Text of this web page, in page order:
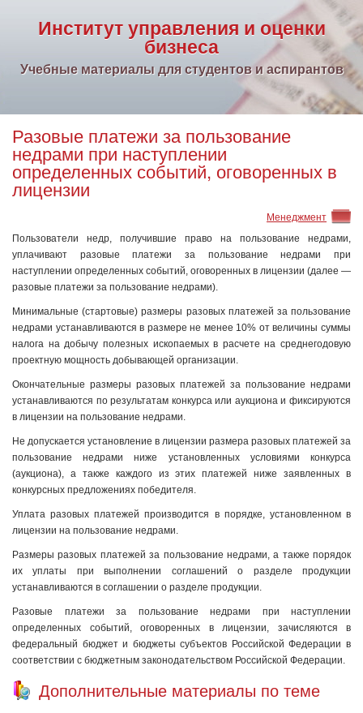
Институт управления и оценки
бизнеса
Учебные материалы для студентов и аспирантов
Разовые платежи за пользование
недрами при наступлении
определенных событий, оговоренных в
лицензии
Менеджмент
Пользователи недр, получившие право на пользование недрами,
уплачивают разовые платежи за пользование недрами при
наступлении определенных событий, оговоренных в лицензии (далее —
разовые платежи за пользование недрами).
Минимальные (стартовые) размеры разовых платежей за пользование
недрами устанавливаются в размере не менее 10% от величины суммы
налога на добычу полезных ископаемых в расчете на среднегодовую
проектную мощность добывающей организации.
Окончательные размеры разовых платежей за пользование недрами
устанавливаются по результатам конкурса или аукциона и фиксируются
в лицензии на пользование недрами.
Не допускается установление в лицензии размера разовых платежей за
пользование недрами ниже установленных условиями конкурса
(аукциона), а также каждого из этих платежей ниже заявленных в
конкурсных предложениях победителя.
Уплата разовых платежей производится в порядке, установленном в
лицензии на пользование недрами.
Размеры разовых платежей за пользование недрами, а также порядок
их уплаты при выполнении соглашений о разделе продукции
устанавливаются в соглашении о разделе продукции.
Разовые платежи за пользование недрами при наступлении
определенных событий, оговоренных в лицензии, зачисляются в
федеральный бюджет и бюджеты субъектов Российской Федерации в
соответствии с бюджетным законодательством Российской Федерации.
Дополнительные материалы по теме